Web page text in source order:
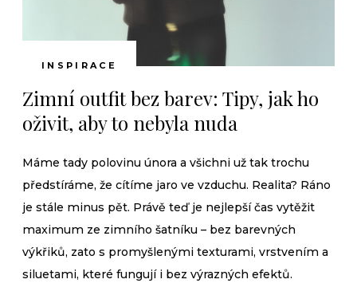
INSPIRACE
Zimní outfit bez barev: Tipy, jak ho
oživit, aby to nebyla nuda
Máme tady polovinu února a všichni už tak trochu
předstíráme, že cítíme jaro ve vzduchu. Realita? Ráno
je stále minus pět. Právě teď je nejlepší čas vytěžit
maximum ze zimního šatníku – bez barevných
výkřiků, zato s promyšlenými texturami, vrstvením a
siluetami, které fungují i bez výrazných efektů.